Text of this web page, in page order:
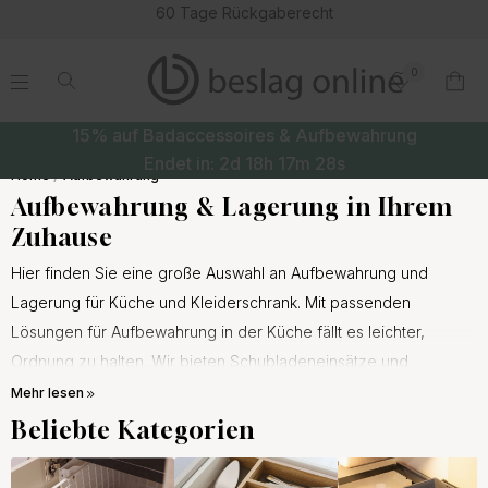
60 Tage Rückgaberecht
.
0
.
15% auf Badaccessoires & Aufbewahrung
Endet in: 2d 18h 17m 27s
Home Aufbewahrung
Aufbewahrung & Lagerung in Ihrem
Zuhause
Hier finden Sie eine große Auswahl an Aufbewahrung und
Lagerung für Küche und Kleiderschrank. Mit passenden
Lösungen für Aufbewahrung in der Küche fällt es leichter,
Ordnung zu halten. Wir bieten Schubladeneinsätze und
praktische Einsätze für Gewürze, Folie und Messer. Mit einem
Besteckkasten
schaffen Sie eine effiziente Aufbewahrung für
Küchenutensilien. Viele Modelle sind als
Besteckschubladeneinsatz konzipiert und lassen sich flexibel
Mehr lesen
Beliebte Kategorien